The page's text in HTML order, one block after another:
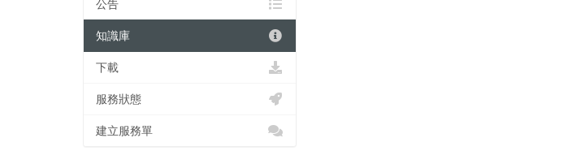
公告
知識庫
下載
服務狀態
建立服務單